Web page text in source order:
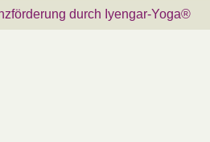
durch Iyengar-Yoga®